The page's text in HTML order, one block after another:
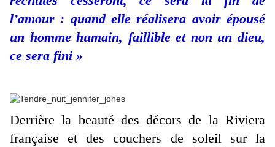
l’amour : quand elle réalisera avoir épousé
un homme humain, faillible et non un dieu,
ce sera fini »
Derrière la beauté des décors de la Riviera
française et des couchers de soleil sur la